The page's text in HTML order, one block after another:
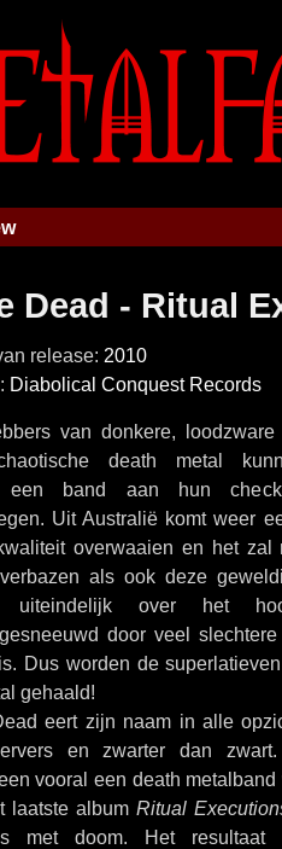
Dead - Ritual
release: 2010
Diabolical Conquest Records
van donkere, loodzware
death metal
een band aan hun
Uit Australië komt weer
overwaaien en het zal
als ook deze
uiteindelijk over het
door veel
Dus worden de
gehaald!
eert zijn naam in alle
en zwarter dan
vooral een death
laatste album Ritual
met doom. Het